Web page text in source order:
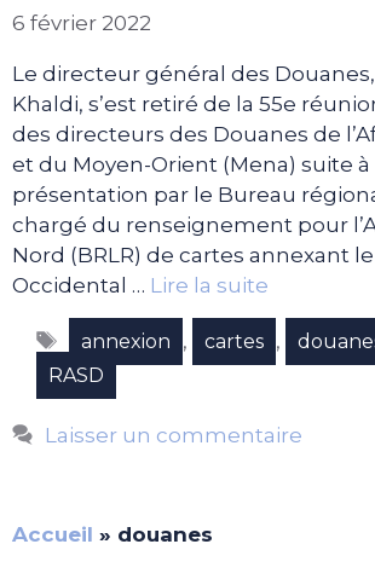
6 février 2022
Le directeur général des
Khaldi, s’est retiré de la 55e
des directeurs des Douanes de
et du Moyen-Orient (Mena) suite à
présentation par le Bureau
chargé du renseignement pour
Nord (BRLR) de cartes annexant le
Occidental … Lire la suite
Étiquettes
annexion , cartes ,
RASD
Laisser un commentaire
Accueil » douanes